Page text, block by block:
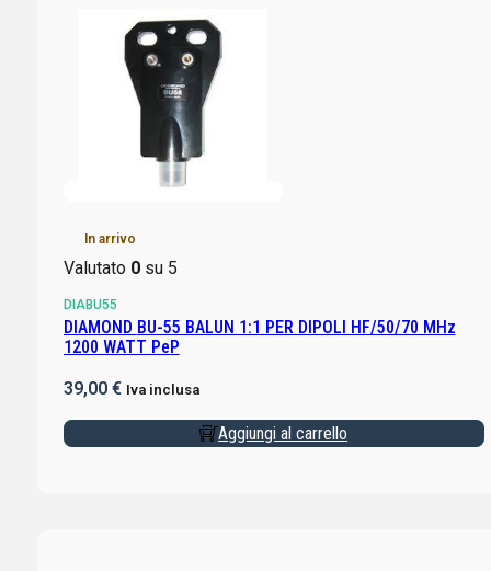
In arrivo
Valutato 0su 5
DIABU55
DIAMOND BU-55 BALUN 1:1 PER DIPOLI HF/50/70 MHz
1200 WATT PeP
39,00 € Iva inclusa
Aggiungi al carrello